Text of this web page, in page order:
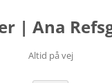
| Ana
Altid på vej